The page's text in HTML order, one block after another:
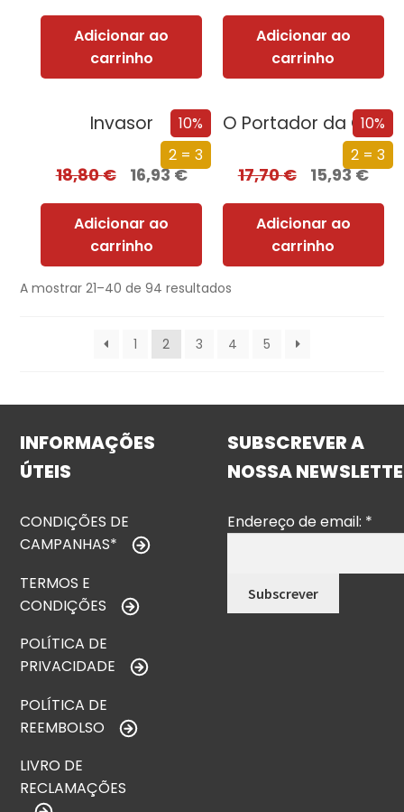
Adicionar ao
carrinho
Adicionar ao
carrinho
10%
2 = 3
Invasor
18,80€ 16,93€
Adicionar ao
carrinho
10%
2 = 3
O Portador da Chama
17,70€ 15,93€
Adicionar ao
carrinho
A mostrar 21–40 de 94 resultados
1 2 3 4 5
INFORMAÇÕES
ÚTEIS
CONDIÇÕES DE
CAMPANHAS*
TERMOS E
CONDIÇÕES
POLÍTICA DE
PRIVACIDADE
POLÍTICA DE
REEMBOLSO
LIVRO DE
RECLAMAÇÕES
SUBSCREVER A
NOSSA
Endereço de email: *